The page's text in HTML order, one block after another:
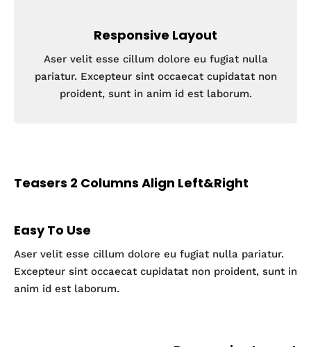
Responsive Layout
Aser velit esse cillum dolore eu fugiat nulla
pariatur. Excepteur sint occaecat cupidatat non
proident, sunt in anim id est laborum.
Teasers 2 Columns Align Left&Right
Easy To Use
Aser velit esse cillum dolore eu fugiat nulla pariatur.
Excepteur sint occaecat cupidatat non proident, sunt in
anim id est laborum.